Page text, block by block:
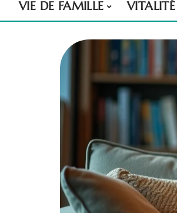
VIE DE FAMILLE
VITALITÉ